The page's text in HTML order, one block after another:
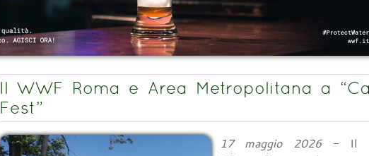
Il WWF Roma e Area Metropolitana a
Fest”
17 maggio 2026- Il